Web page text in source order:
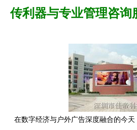
传利器与专业管理咨询
在数字经济与户外广告深度融合的今